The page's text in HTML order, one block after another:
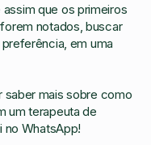
que os primeiros
notados, buscar
em uma
saber mais sobre como
um terapeuta de
no WhatsApp!